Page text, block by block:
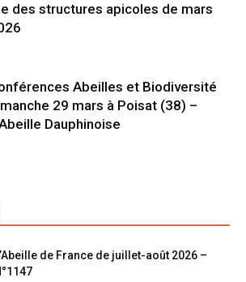
des structures apicoles de mars
Abeilles et Biodiversité
29 mars à Poisat (38) –
Dauphinoise
de France de juillet-août 2026 –